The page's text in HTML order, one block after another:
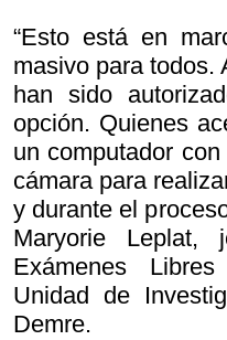
“Esto está en
masivo para todos.
han sido
opción. Quienes
un computador
cámara para
y durante el
Maryorie Leplat,
Exámenes
Unidad de
Demre.